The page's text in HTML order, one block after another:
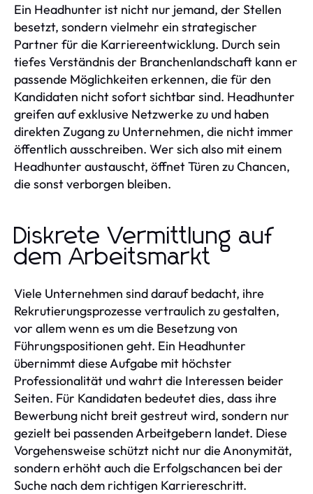
Ein Headhunter ist nicht nur jemand, der Stellen
besetzt, sondern vielmehr ein strategischer
Partner für die Karriereentwicklung. Durch sein
tiefes Verständnis der Branchenlandschaft kann er
passende Möglichkeiten erkennen, die für den
Kandidaten nicht sofort sichtbar sind. Headhunter
greifen auf exklusive Netzwerke zu und haben
direkten Zugang zu Unternehmen, die nicht immer
öffentlich ausschreiben. Wer sich also mit einem
Headhunter austauscht, öffnet Türen zu Chancen,
die sonst verborgen bleiben.
Diskrete Vermittlung auf
dem Arbeitsmarkt
Viele Unternehmen sind darauf bedacht, ihre
Rekrutierungsprozesse vertraulich zu gestalten,
vor allem wenn es um die Besetzung von
Führungspositionen geht. Ein Headhunter
übernimmt diese Aufgabe mit höchster
Professionalität und wahrt die Interessen beider
Seiten. Für Kandidaten bedeutet dies, dass ihre
Bewerbung nicht breit gestreut wird, sondern nur
gezielt bei passenden Arbeitgebern landet. Diese
Vorgehensweise schützt nicht nur die Anonymität,
sondern erhöht auch die Erfolgschancen bei der
Suche nach dem richtigen Karriereschritt.